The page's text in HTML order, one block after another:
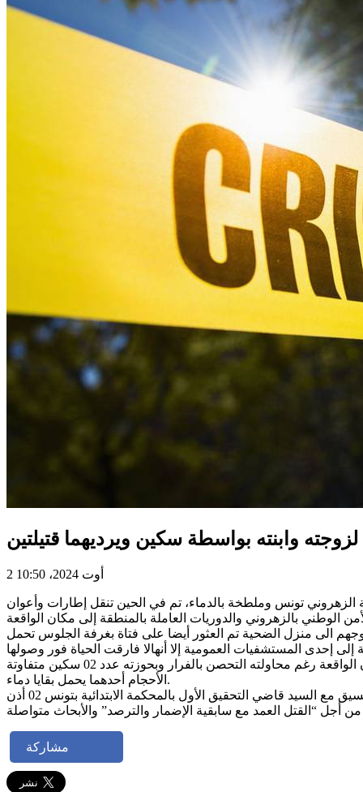
2 أوت 2024، 10:50
بجهة الزهروني تونس وملطخة بالدماء، تم في الحين تنقل إطارات وأعوان
الى منزل الضحية تم العثور أيضا على فتاة بغرفة الجلوس تحمل
تم بعد إجراء جملة من التحريات الميدانية والفنية اللازمة بنفس اليوم التعريف والقبض على الجاني بإحدى الأنهج الضيقة المجاورة لمكان الواقعة رغم محاولته التحصن بالفرار وبحوزته عدد 02 سكين متفاوتة
الأحجام أحدهما يحمل بقايا دماء.
باقتياده الى مقر الوحدة الأمنية والتحري معه اعترف بكل ما نسب إليه مفيدا أنه أقدم على قتل زوجته وابنته بسبب خلافات عائلية، بالتنسيق مع السيد قاضي التحقيق الأول بالمحكمة الابتدائية بتونس 02 أذن
مشاركة